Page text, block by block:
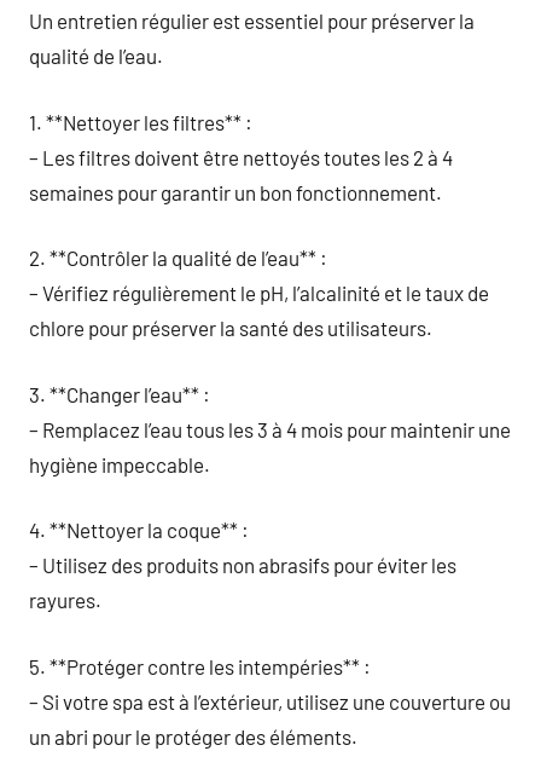
Un entretien régulier est essentiel pour préserver la
qualité de l’eau.
1. **Nettoyer les filtres** :
– Les filtres doivent être nettoyés toutes les 2 à 4
semaines pour garantir un bon fonctionnement.
2. **Contrôler la qualité de l’eau** :
– Vérifiez régulièrement le pH, l’alcalinité et le taux de
chlore pour préserver la santé des utilisateurs.
3. **Changer l’eau** :
– Remplacez l’eau tous les 3 à 4 mois pour maintenir une
hygiène impeccable.
4. **Nettoyer la coque** :
– Utilisez des produits non abrasifs pour éviter les
rayures.
5. **Protéger contre les intempéries** :
– Si votre spa est à l’extérieur, utilisez une couverture ou
un abri pour le protéger des éléments.